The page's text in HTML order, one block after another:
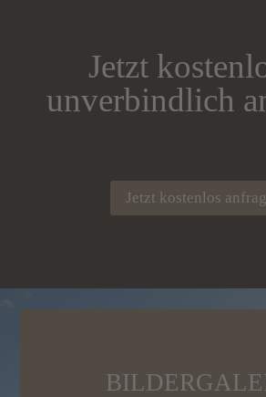
Jetzt
unverbindlich
Jetzt kostenlos